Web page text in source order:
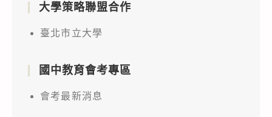
大學策略聯盟合作
臺北市立大學
國中教育會考專區
會考最新消息